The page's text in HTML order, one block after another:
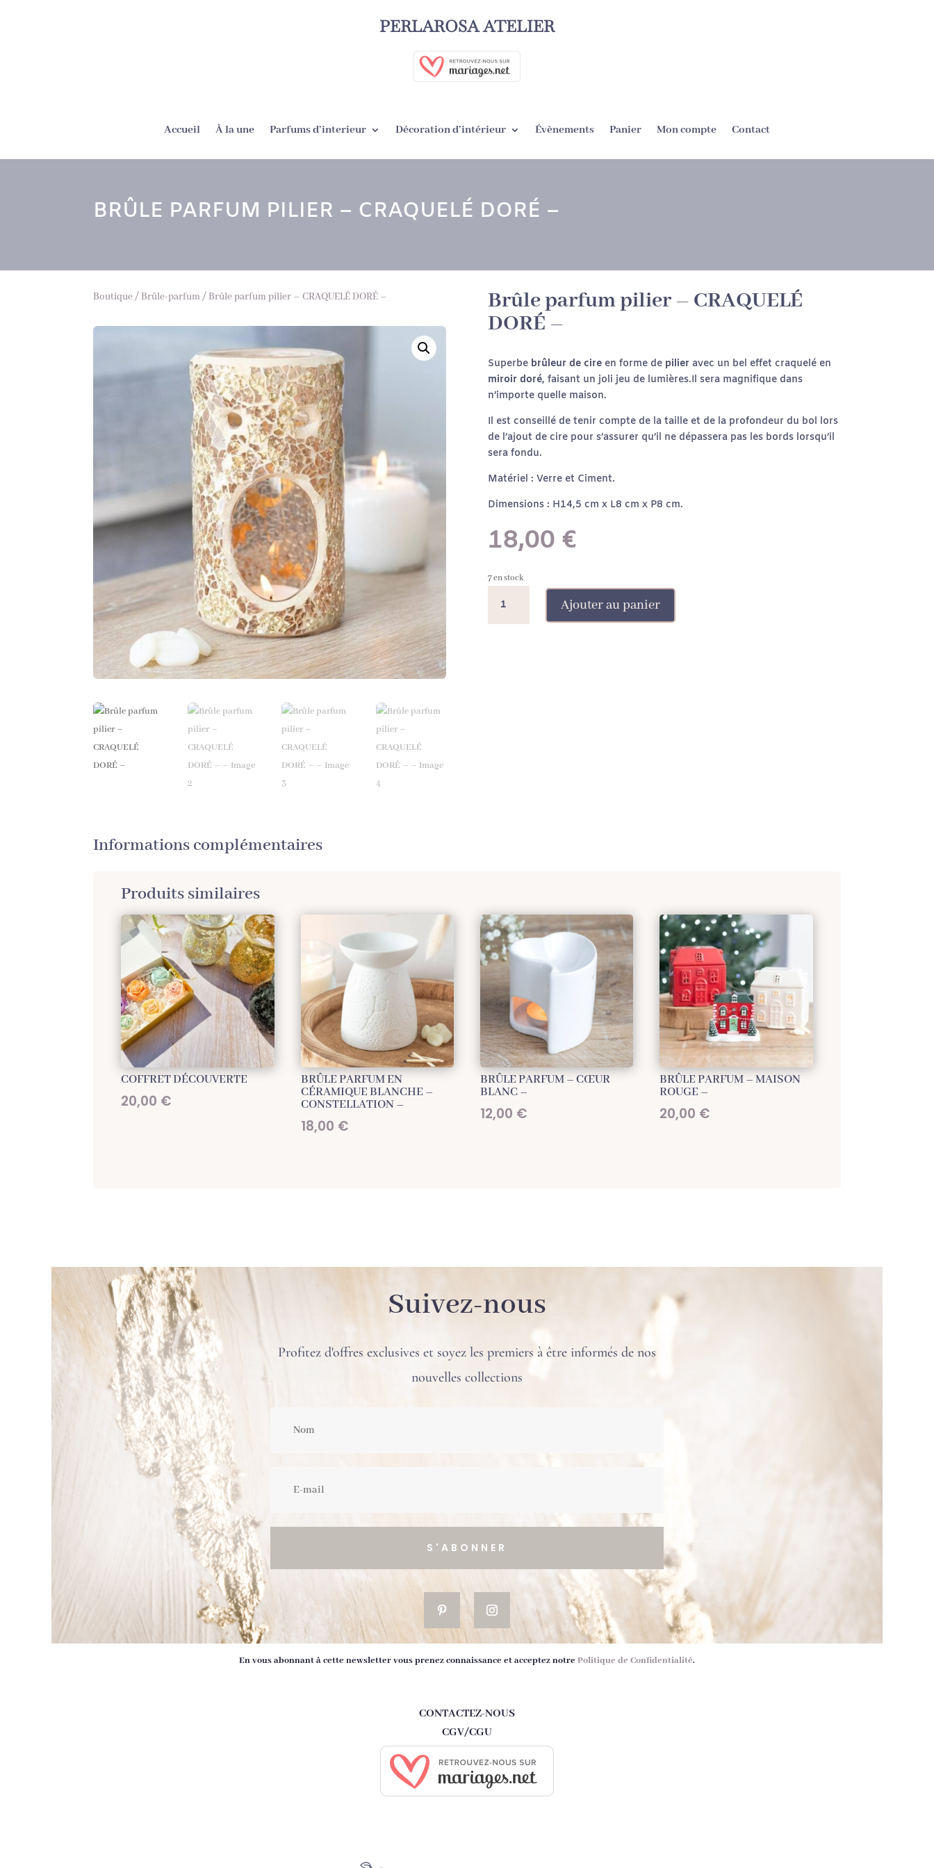
PERLAROSA ATELIER
Accueil À la une Parfums d’interieur Décoration d’intérieur Évènements Panier Mon compte Contact
BRÛLE PARFUM PILIER – CRAQUELÉ DORÉ –
Boutique/Brûle-parfum/ Brûle parfum pilier – CRAQUELÉ DORÉ –
Informations complémentaires
Brûle parfum pilier – CRAQUELÉ
DORÉ –
Superbe brûleur de cireen forme de pilieravec un bel effet craquelé en
miroir doré, faisant un joli jeu de lumières.Il sera magnifique dans
n’importe quelle maison.
Il est conseillé de tenir compte de la taille et de la profondeur du bol lors
de l’ajout de cire pour s’assurer qu’il ne dépassera pas les bords lorsqu’il
sera fondu.
Matériel : Verre et Ciment.
Dimensions : H14,5 cm x L8 cm x P8 cm.
18,00 €
7 en stock
Brûle
Ajouter au panier
Produits similaires
COFFRET DÉCOUVERTE
20,00 €
BRÛLE PARFUM EN
CÉRAMIQUE BLANCHE –
CONSTELLATION –
18,00 €
BRÛLE PARFUM – CŒUR
BLANC –
12,00 €
BRÛLE PARFUM – MAISON
ROUGE –
20,00 €
Suivez-nous
Profitez d'offres exclusives et soyez les premiers à être informés de nos
nouvelles collections
S'ABONNER
En vous abonnant à cette newsletter vous prenez connaissance et acceptez notrePolitique de Confidentialité.
CONTACTEZ-NOUS
CGV/CGU